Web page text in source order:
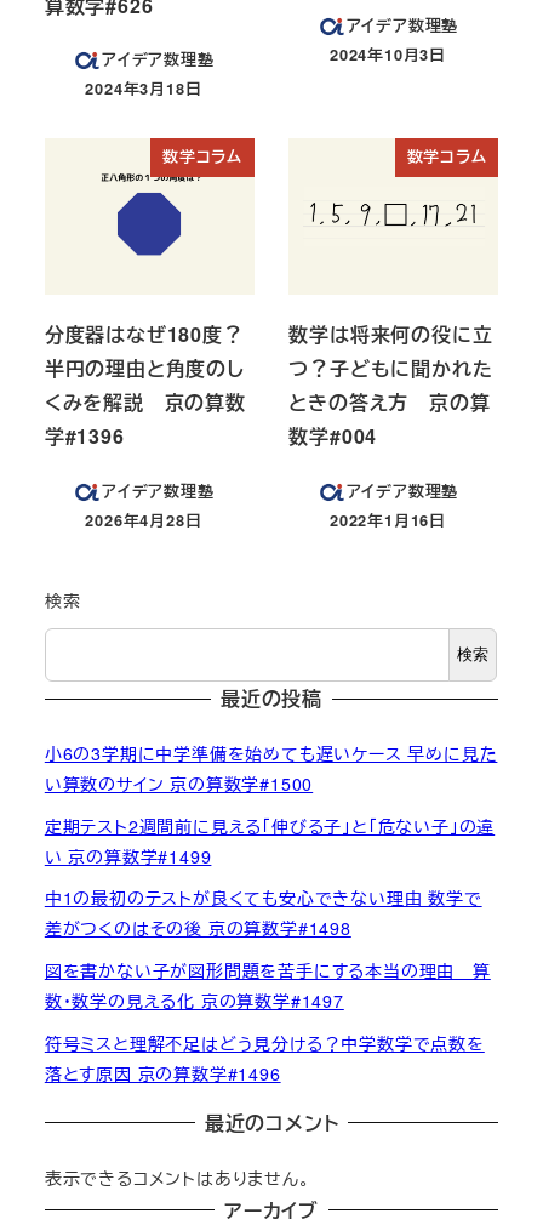
アイデア数理塾
投稿日
2024年3月18日
アイデア数理塾
投稿日
2024年10月3日
数学コラム
分度器はなぜ180度？
半円の理由と角度のし
くみを解説 京の算数
学#1396
アイデア数理塾
投稿日
2026年4月28日
数学コラム
数学は将来何の役に立
つ？子どもに聞かれた
ときの答え方 京の算
数学#004
アイデア数理塾
投稿日
2022年1月16日
検索
検索
最近の投稿
小6の3学期に中学準備を始めても遅いケース 早めに見た
い算数のサイン 京の算数学#1500
定期テスト2週間前に見える「伸びる子」と「危ない子」の違
い 京の算数学#1499
中1の最初のテストが良くても安心できない理由 数学で
差がつくのはその後 京の算数学#1498
図を書かない子が図形問題を苦手にする本当の理由 算
数・数学の見える化 京の算数学#1497
符号ミスと理解不足はどう見分ける？中学数学で点数を
落とす原因 京の算数学#1496
最近のコメント
表示できるコメントはありません。
アーカイブ